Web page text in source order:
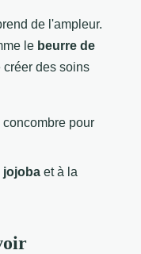
de l'ampleur.
le beurre de
créer des soins
concombre pour
jojoba et à la